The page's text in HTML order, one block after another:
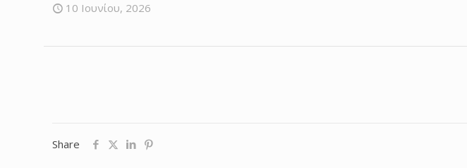
10 Ιουνίου, 2026
Share